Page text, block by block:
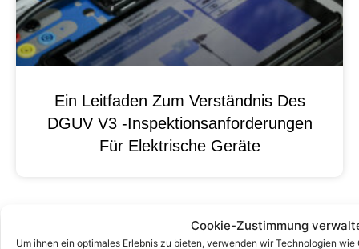
Cookie-Zustimmung
Um ihnen ein optimales Erlebnis zu bieten, verwenden wir Technologien
Ein Leitfaden Zum Verständnis Des
DGUV V3 -Inspektionsanforderungen
Für Elektrische Geräte